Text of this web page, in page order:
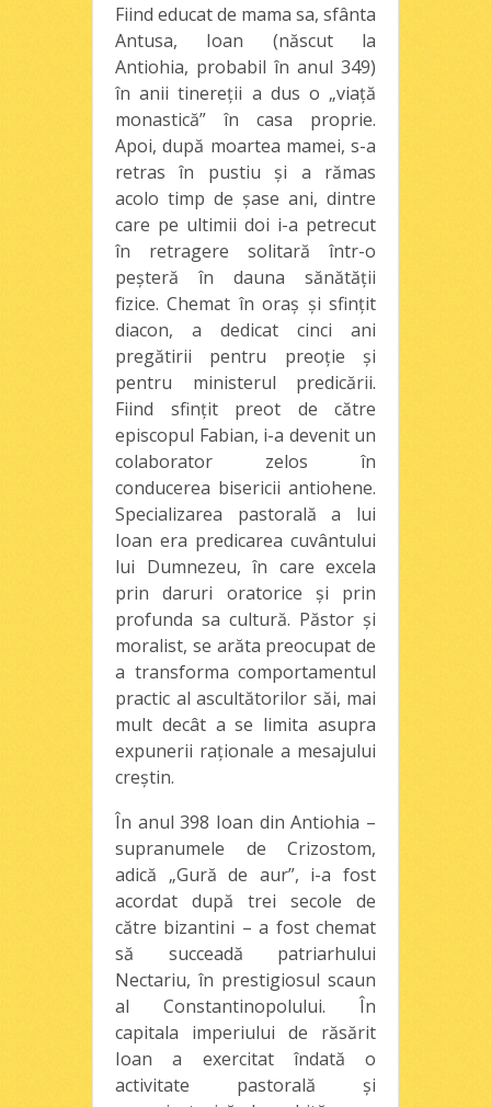
Fiind educat de mama sa, sfânta
Antusa, Ioan (născut la
Antiohia, probabil în anul 349)
în anii tinereţii a dus o „viaţă
monastică” în casa proprie.
Apoi, după moartea mamei, s-a
retras în pustiu şi a rămas
acolo timp de şase ani, dintre
care pe ultimii doi i-a petrecut
în retragere solitară într-o
peşteră în dauna sănătăţii
fizice. Chemat în oraş şi sfinţit
diacon, a dedicat cinci ani
pregătirii pentru preoţie şi
pentru ministerul predicării.
Fiind sfinţit preot de către
episcopul Fabian, i-a devenit un
colaborator zelos în
conducerea bisericii antiohene.
Specializarea pastorală a lui
Ioan era predicarea cuvântului
lui Dumnezeu, în care excela
prin daruri oratorice şi prin
profunda sa cultură. Păstor şi
moralist, se arăta preocupat de
a transforma comportamentul
practic al ascultătorilor săi, mai
mult decât a se limita asupra
expunerii raţionale a mesajului
creştin.
În anul 398 Ioan din Antiohia –
supranumele de Crizostom,
adică „Gură de aur”, i-a fost
acordat după trei secole de
către bizantini – a fost chemat
să succeadă patriarhului
Nectariu, în prestigiosul scaun
al Constantinopolului. În
capitala imperiului de răsărit
Ioan a exercitat îndată o
activitate pastorală şi